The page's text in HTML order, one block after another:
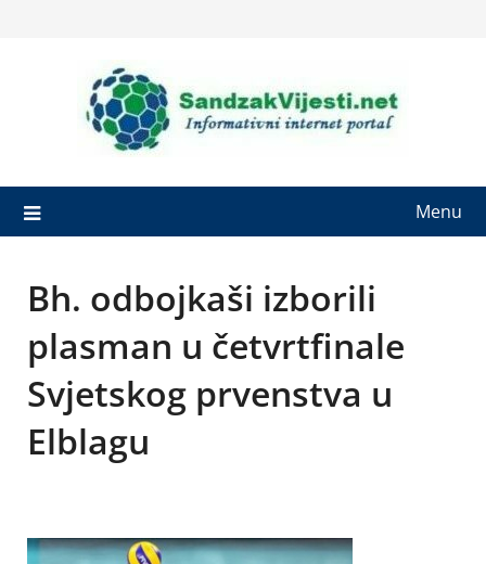
Menu
Bh. odbojkaši izborili
plasman u četvrtfinale
Svjetskog prvenstva u
Elblagu